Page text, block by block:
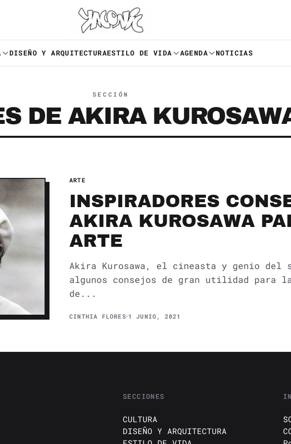
DISEÑO Y ARQUITECTURAESTILO DE VIDA AGENDA NOTICIAS
SECCIÓN
DE AKIRA
ARTE
INSPIRADORES
AKIRA KUROSAWA
ARTE
Akira Kurosawa, el cineasta y genio del
algunos consejos de gran utilidad para
de...
CINTHIA FLORES 1 JUNIO, 2021
SECCIONES
CULTURA
DISEÑO Y ARQUITECTURA